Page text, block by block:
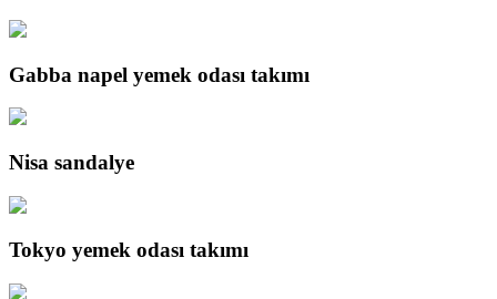
Gabba napel yemek odası takımı
Nisa sandalye
Tokyo yemek odası takımı